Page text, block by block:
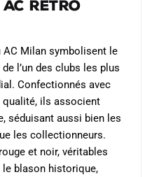
être
la
page
du
produit
Rétro
Milan symbolisent le
l’un des clubs les plus
Confectionnés avec
qualité, ils associent
séduisant aussi bien les
les collectionneurs.
et noir, véritables
blason historique,